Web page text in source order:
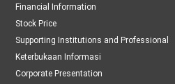
Financial Information
Stock Price
Supporting Institutions and Professional
Keterbukaan Informasi
Corporate Presentation